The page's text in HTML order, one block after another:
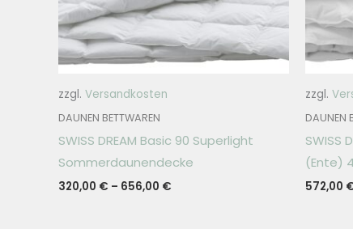
zzgl. Versandkosten
DAUNEN BETTWAREN
SWISS DREAM Basic 90 Superlight
Sommerdaunendecke
320,00 € – 656,00 €
zzgl.
DAUNEN
SWISS
(Ente)
572,00